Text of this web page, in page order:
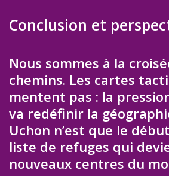
Conclusion et
Nous sommes à la
chemins. Les cartes
mentent pas : la
va redéfinir la
Uchon n’est que le
liste de refuges qui
nouveaux centres du